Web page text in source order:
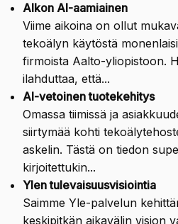
Alkon AI-aamiainen
Viime aikoina on ollut
tekoälyn käytöstä
firmoista Aalto-yliopistoon.
ilahduttaa, että...
AI-vetoinen tuotekehitys
Omassa tiimissä ja
siirtymää kohti
askelin. Tästä on tiedon
kirjoitettukin...
Ylen tulevaisuusvisiointia
Saimme Yle-palvelun
keskipitkän aikavälin vision